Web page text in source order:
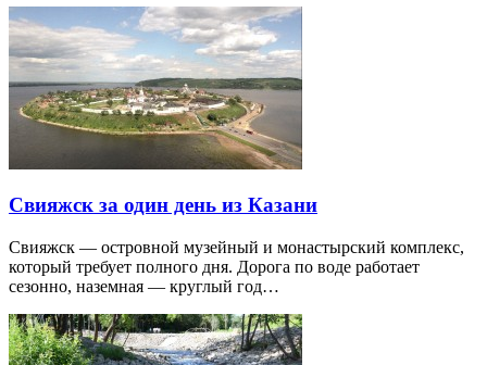
Свияжск за один день из Казани
Свияжск — островной музейный и монастырский комплекс,
который требует полного дня. Дорога по воде работает
сезонно, наземная — круглый год…